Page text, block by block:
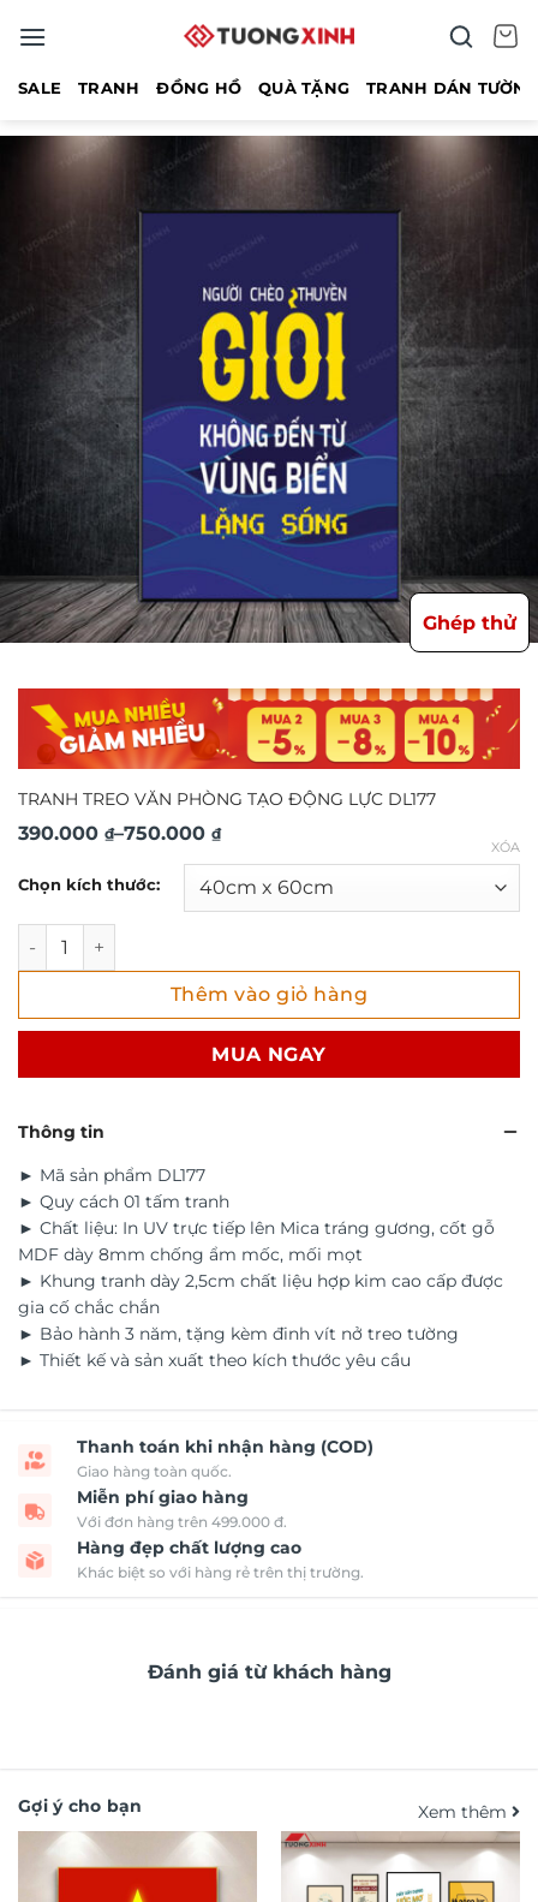
qua
SALE TRANH ĐỒNG HỒ QUÀ TẶNG TRANH DÁN
Ghép thử
TRANH TREO VĂN PHÒNG TẠO ĐỘNG LỰC DL177
390.000 ₫–750.000 ₫
Khoảng
390.000 ₫
đến
750.000 ₫
Chọn kích thước:
XÓA
TRANH TREO VĂN PHÒNG TẠO ĐỘNG LỰC DL177 số lượng
Thêm vào giỏ hàng
MUA NGAY
Thông tin
► Mã sản phẩm DL177
► Quy cách 01 tấm tranh
► Chất liệu: In UV trực tiếp lên Mica tráng gương, cốt gỗ
MDF dày 8mm chống ẩm mốc, mối mọt
► Khung tranh dày 2,5cm chất liệu hợp kim cao cấp được
gia cố chắc chắn
► Bảo hành 3 năm, tặng kèm đinh vít nở treo tường
► Thiết kế và sản xuất theo kích thước yêu cầu
Thanh toán khi nhận hàng (COD)
Giao hàng toàn quốc.
Miễn phí giao hàng
Với đơn hàng trên 499.000 đ.
Hàng đẹp chất lượng cao
Khác biệt so với hàng rẻ trên thị trường.
Đánh giá từ khách hàng
Gợi ý cho bạn Xem thêm